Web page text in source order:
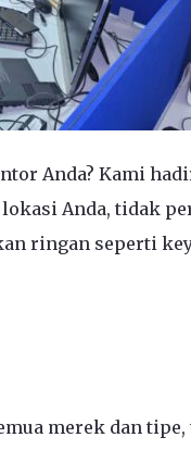
Anda? Kami
Anda, tidak
ringan seperti
merek dan tipe,